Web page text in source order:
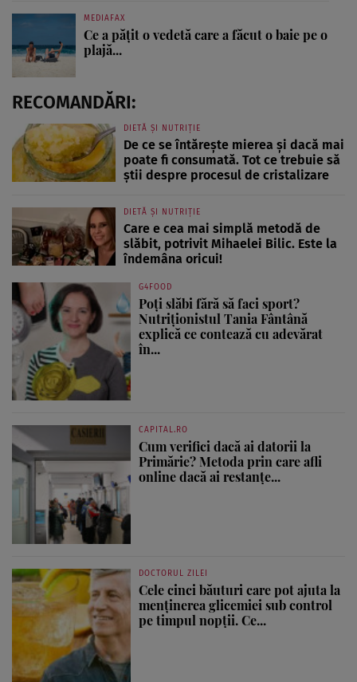
MEDIAFAX
Ce a pățit o vedetă care a făcut o baie pe o
plajă...
RECOMANDĂRI:
DIETĂ ȘI NUTRIȚIE
De ce se întărește mierea și dacă mai
poate fi consumată. Tot ce trebuie să
știi despre procesul de cristalizare
DIETĂ ȘI NUTRIȚIE
Care e cea mai simplă metodă de
slăbit, potrivit Mihaelei Bilic. Este la
îndemâna oricui!
G4FOOD
Poți slăbi fără să faci sport?
Nutriționistul Tania Fântână
explică ce contează cu adevărat
în...
CAPITAL.RO
Cum verifici dacă ai datorii la
Primărie? Metoda prin care afli
online dacă ai restanțe...
DOCTORUL ZILEI
Cele cinci băuturi care pot ajuta la
menținerea glicemiei sub control
pe timpul nopții. Ce...